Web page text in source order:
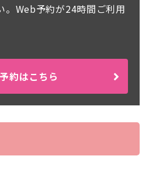
。Web予約が24時間ご利用
約はこちら